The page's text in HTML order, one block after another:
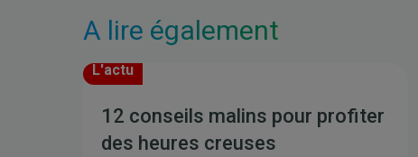
A lire également
L'actu
12 conseils malins pour profiter
des heures creuses